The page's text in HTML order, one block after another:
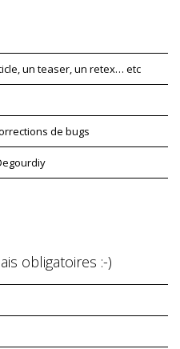
un teaser, un retex… etc
de bugs
obligatoires :-)